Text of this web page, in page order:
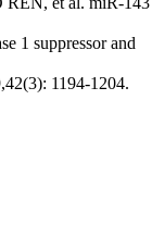
1 suppressor and
1194-1204.